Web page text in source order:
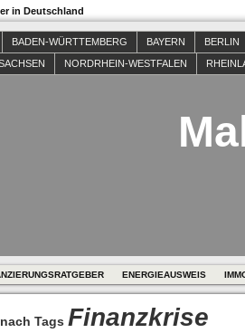
in Deutschland
BADEN-WÜRTTEMBERG BAYERN BERLIN
NORDRHEIN-WESTFALEN
ENERGIEAUSWEIS
Tags Finanzkrise